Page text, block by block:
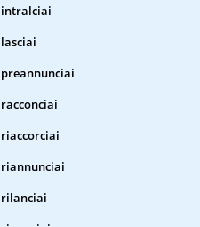
intralciai
lasciai
preannunciai
racconciai
riaccorciai
riannunciai
rilanciai